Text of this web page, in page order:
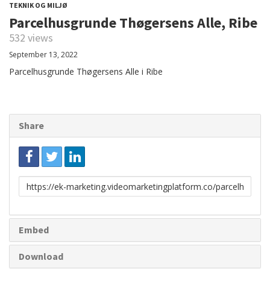
TEKNIK OG MILJØ
Parcelhusgrunde Thøgersens Alle, Ribe
532 views
September 13, 2022
Parcelhusgrunde Thøgersens Alle i Ribe
Share
Link
to
Embed
Download